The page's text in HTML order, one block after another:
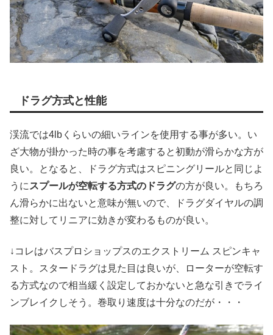
ドラグ方式と性能
渓流では4lbくらいの細いラインを使用する事が多い。い
ざ大物が掛かった時の事を考慮すると初動が滑らかな方が
良い。となると、ドラグ方式はスピニングリールと同じよ
うに スプールが空転する方式のドラグの方が良い。もちろ
ん滑らかに出ないと意味が無いので、ドラグダイヤルの調
整に対してリニアに効きが変わるものが良い。
↓コレはバスプロショップスのエクストリーム スピンキャ
スト。スタードラグは見た目は良いが、ローターが空転す
る方式なので相当緩く設定しておかないと急な引きでライ
ンブレイクしそう。巻取り速度は十分なのだが・・・